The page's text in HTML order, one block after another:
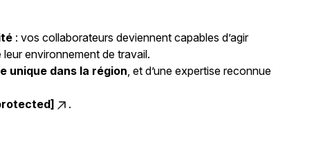
: vos collaborateurs deviennent capables d’agir
environnement de travail.
unique dans la région, et d’une expertise reconnue
.